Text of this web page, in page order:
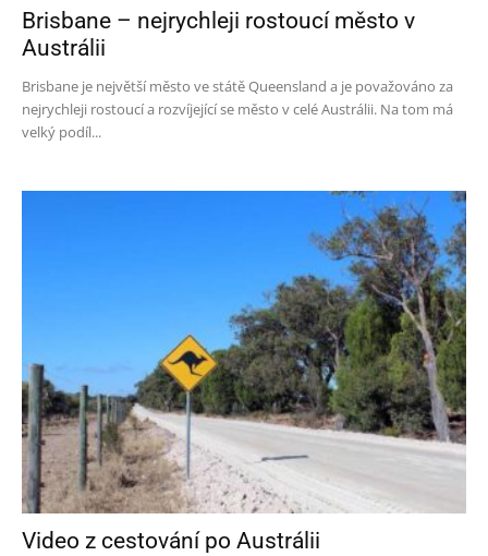
Brisbane – nejrychleji rostoucí město v
Austrálii
Brisbane je největší město ve státě Queensland a je považováno za
nejrychleji rostoucí a rozvíjející se město v celé Austrálii. Na tom má
velký podíl...
Video z cestování po Austrálii